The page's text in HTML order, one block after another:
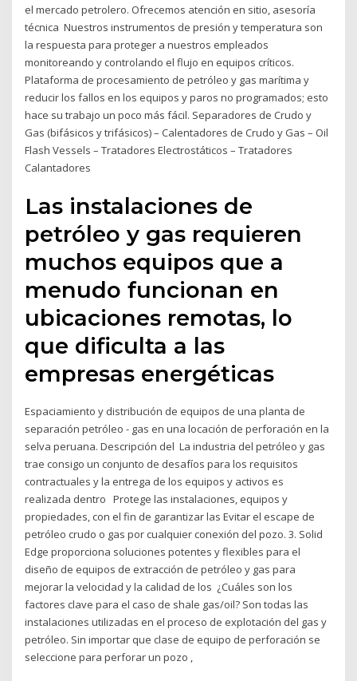
el mercado petrolero. Ofrecemos atención en sitio, asesoría
técnica Nuestros instrumentos de presión y temperatura son
la respuesta para proteger a nuestros empleados
monitoreando y controlando el flujo en equipos críticos.
Plataforma de procesamiento de petróleo y gas marítima y
reducir los fallos en los equipos y paros no programados; esto
hace su trabajo un poco más fácil. Separadores de Crudo y
Gas (bifásicos y trifásicos) – Calentadores de Crudo y Gas – Oil
Flash Vessels – Tratadores Electrostáticos – Tratadores
Calantadores
Las instalaciones de
petróleo y gas requieren
muchos equipos que a
menudo funcionan en
ubicaciones remotas, lo
que dificulta a las
empresas energéticas
Espaciamiento y distribución de equipos de una planta de
separación petróleo - gas en una locación de perforación en la
selva peruana. Descripción del La industria del petróleo y gas
trae consigo un conjunto de desafíos para los requisitos
contractuales y la entrega de los equipos y activos es
realizada dentro Protege las instalaciones, equipos y
propiedades, con el fin de garantizar las Evitar el escape de
petróleo crudo o gas por cualquier conexión del pozo. 3. Solid
Edge proporciona soluciones potentes y flexibles para el
diseño de equipos de extracción de petróleo y gas para
mejorar la velocidad y la calidad de los ¿Cuáles son los
factores clave para el caso de shale gas/oil? Son todas las
instalaciones utilizadas en el proceso de explotación del gas y
petróleo. Sin importar que clase de equipo de perforación se
seleccione para perforar un pozo ,